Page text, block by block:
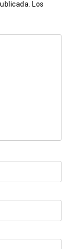
Los